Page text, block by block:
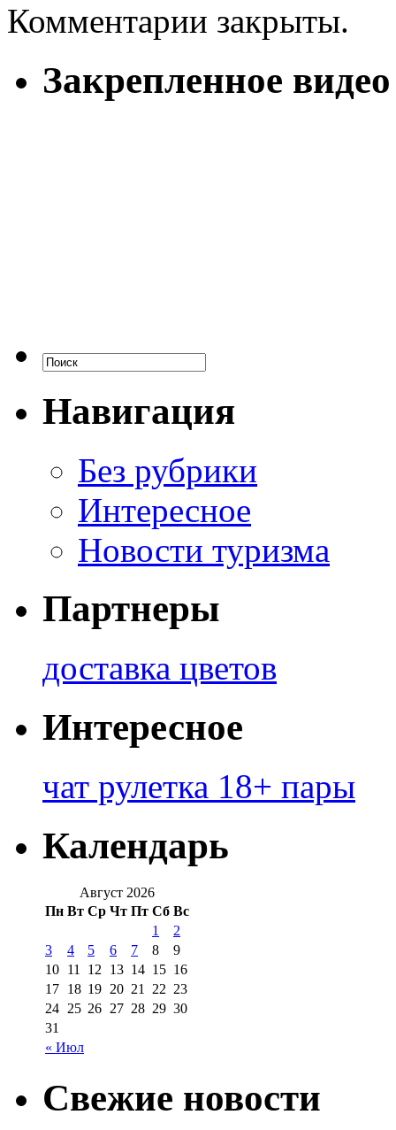
Комментарии закрыты.
Закрепленное видео
Навигация
Без рубрики
Интересное
Новости туризма
Партнеры
доставка цветов
Интересное
чат рулетка 18+ пары
Календарь
Август 2026
Пн Вт Ср Чт Пт Сб Вс
« Июл
1
2
3
4 5 6 7 8
9
10 11 12 13 14 15 16
17 18 19 20 21 22 23
24 25 26 27 28 29 30
31
Свежие новости